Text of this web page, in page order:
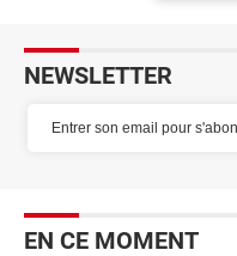
NEWSLETTER
EN CE MOMENT